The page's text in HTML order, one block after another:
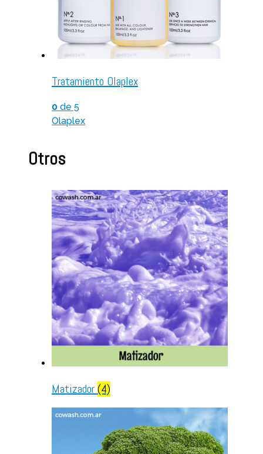
Tratamiento Olaplex
0 de 5
Olaplex
Otros
Matizador(4)